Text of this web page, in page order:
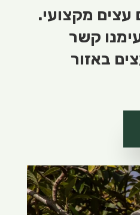
עצים מקצועי.
קשר
באזור